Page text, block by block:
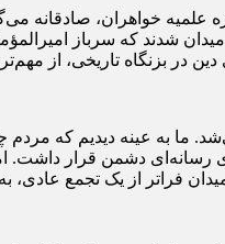
و انگیزه قلبی مردم بود. من با ۱۵ سال سابقه
شدند که سرباز
بزنگاه تاریخی، از
ما به عینه دیدیم که مردم
دشمن قرار داشت.
فراتر از یک تجمع